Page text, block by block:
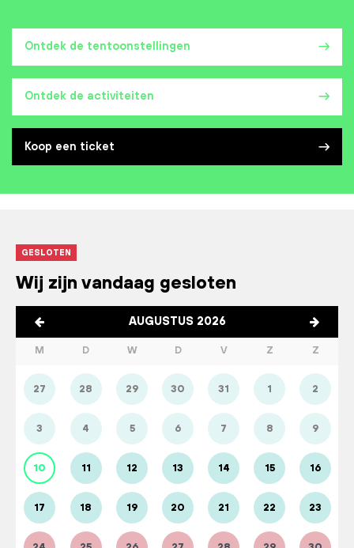
Ontdek de tentoonstellingen
Ontdek de activiteiten
Koop een ticket
GESLOTEN
Wij zijn vandaag gesloten
AUGUSTUS 2026
M D W D V Z Z
27 28 29 30 31 1 2
3 4 5 6 7 8 9
10 11 12 13 14 15 16
17 18 19 20 21 22 23